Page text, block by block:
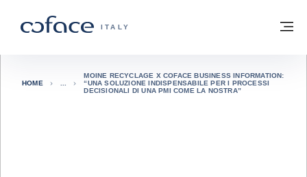
COFACE FOR TRADE - GROUP WEBSITE
ITALY
Torna alla Homepage
HOME
MOINE RECYCLAGE X COFACE BUSINESS INFORMATION:
“UNA SOLUZIONE INDISPENSABILE PER I PROCESSI
DECISIONALI DI UNA PMI COME LA NOSTRA”